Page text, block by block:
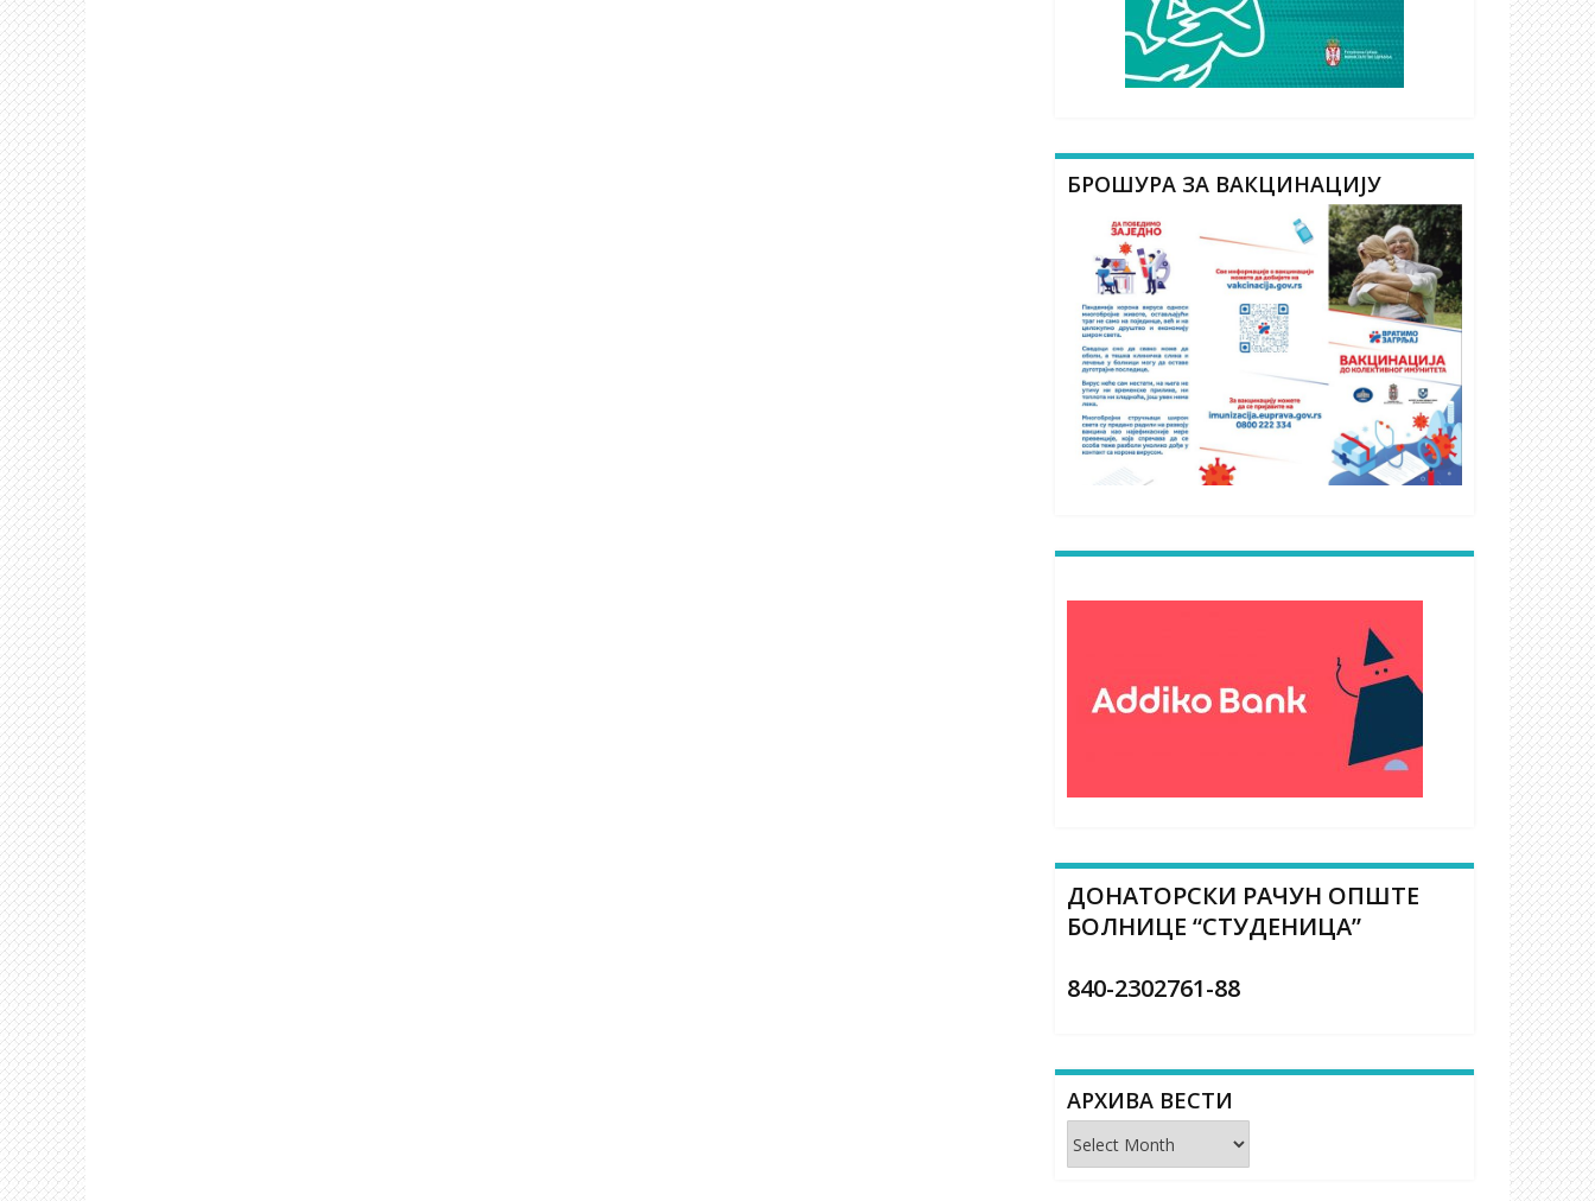
БРОШУРА ЗА ВАКЦИНАЦИЈУ
ДОНАТОРСКИ РАЧУН ОПШТЕ
БОЛНИЦЕ “СТУДЕНИЦА”
840-2302761-88
АРХИВА ВЕСТИ
Архива
вести